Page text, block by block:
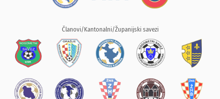
Članovi/Kantonalni/Županijski savezi